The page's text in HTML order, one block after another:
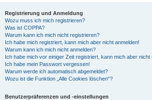
Registrierung und Anmeldung
Wozu muss ich mich registrieren?
Was ist COPPA?
Warum kann ich mich nicht registrieren?
Ich habe mich registriert, kann mich aber nicht anmelden!
Warum kann ich mich nicht anmelden?
Ich habe mich vor einiger Zeit registriert, kann mich aber nicht
Ich habe mein Passwort vergessen!
Warum werde ich automatisch abgemeldet?
Wozu ist die Funktion „Alle Cookies löschen“?
Benutzerpräferenzen und -einstellungen